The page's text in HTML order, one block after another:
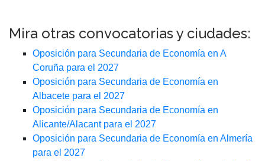
Mira otras convocatorias y ciudades:
Oposición para Secundaria de Economía en A
Coruña para el 2027
Oposición para Secundaria de Economía en
Albacete para el 2027
Oposición para Secundaria de Economía en
Alicante/Alacant para el 2027
Oposición para Secundaria de Economía en Almería
para el 2027